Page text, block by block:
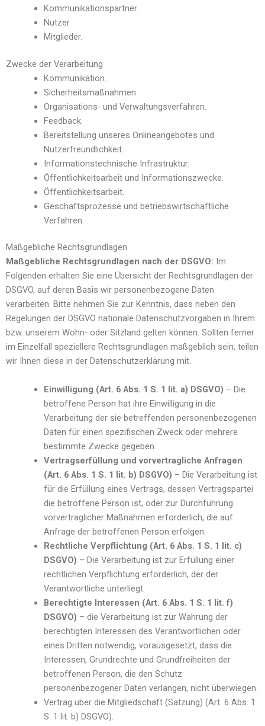
Kommunikationspartner.
Nutzer.
Mitglieder.
Zwecke der Verarbeitung
Kommunikation.
Sicherheitsmaßnahmen.
Organisations- und Verwaltungsverfahren.
Feedback.
Bereitstellung unseres Onlineangebotes und
Nutzerfreundlichkeit.
Informationstechnische Infrastruktur.
Öffentlichkeitsarbeit und Informationszwecke.
Öffentlichkeitsarbeit.
Geschäftsprozesse und betriebswirtschaftliche
Verfahren.
Maßgebliche Rechtsgrundlagen
Maßgebliche Rechtsgrundlagen nach der DSGVO: Im
Folgenden erhalten Sie eine Übersicht der Rechtsgrundlagen der
DSGVO, auf deren Basis wir personenbezogene Daten
verarbeiten. Bitte nehmen Sie zur Kenntnis, dass neben den
Regelungen der DSGVO nationale Datenschutzvorgaben in Ihrem
bzw. unserem Wohn- oder Sitzland gelten können. Sollten ferner
im Einzelfall speziellere Rechtsgrundlagen maßgeblich sein, teilen
wir Ihnen diese in der Datenschutzerklärung mit.
Einwilligung (Art. 6 Abs. 1 S. 1 lit. a) DSGVO) – Die
betroffene Person hat ihre Einwilligung in die
Verarbeitung der sie betreffenden personenbezogenen
Daten für einen spezifischen Zweck oder mehrere
bestimmte Zwecke gegeben.
Vertragserfüllung und vorvertragliche Anfragen
(Art. 6 Abs. 1 S. 1 lit. b) DSGVO) – Die Verarbeitung ist
für die Erfüllung eines Vertrags, dessen Vertragspartei
die betroffene Person ist, oder zur Durchführung
vorvertraglicher Maßnahmen erforderlich, die auf
Anfrage der betroffenen Person erfolgen.
Rechtliche Verpflichtung (Art. 6 Abs. 1 S. 1 lit. c)
DSGVO) – Die Verarbeitung ist zur Erfüllung einer
rechtlichen Verpflichtung erforderlich, der der
Verantwortliche unterliegt.
Berechtigte Interessen (Art. 6 Abs. 1 S. 1 lit. f)
DSGVO) – die Verarbeitung ist zur Wahrung der
berechtigten Interessen des Verantwortlichen oder
eines Dritten notwendig, vorausgesetzt, dass die
Interessen, Grundrechte und Grundfreiheiten der
betroffenen Person, die den Schutz
personenbezogener Daten verlangen, nicht überwiegen.
Vertrag über die Mitgliedschaft (Satzung) (Art. 6 Abs. 1
S. 1 lit. b) DSGVO).